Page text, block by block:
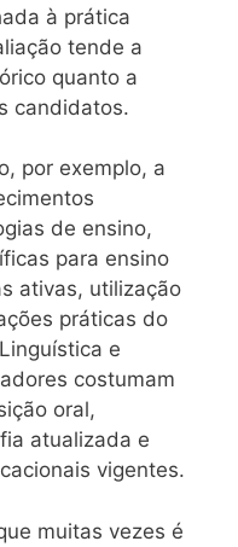
à prática
tende a
quanto a
candidatos.
por exemplo, a
de ensino,
para ensino
ativas, utilização
práticas do
e
costumam
oral,
atualizada e
vigentes.
muitas vezes é